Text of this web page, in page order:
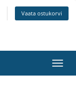
Vaata ostukorvi